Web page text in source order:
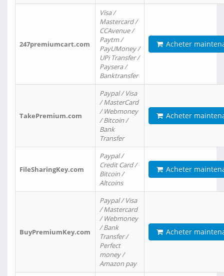
247premiumcart.com
Visa /
Mastercard /
CCAvenue /
Paytm /
PayUMoney /
UPi Transfer /
Paysera /
Banktransfer
Acheter
TakePremium.com
Paypal / Visa
/ MasterCard
/ Webmoney
/ Bitcoin /
Bank
Transfer
Acheter
FileSharingKey.com
Paypal /
Credit Card /
Bitcoin /
Altcoins
Acheter
BuyPremiumKey.com
Paypal / Visa
/ Mastercard
/ Webmoney
/ Bank
Transfer /
Perfect
money /
Amazon pay
Acheter